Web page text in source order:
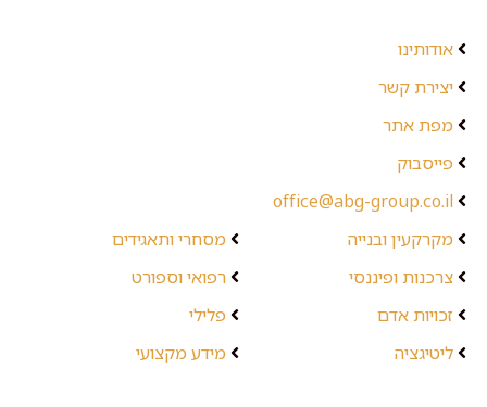
אודותינו
יצירת קשר
מפת אתר
פייסבוק
office@abg-group.co.il
מקרקעין ובנייה
צרכנות ופיננסי
זכויות אדם
ליטיגציה
מסחרי ותאגידים
רפואי וספורט
פלילי
מידע מקצועי